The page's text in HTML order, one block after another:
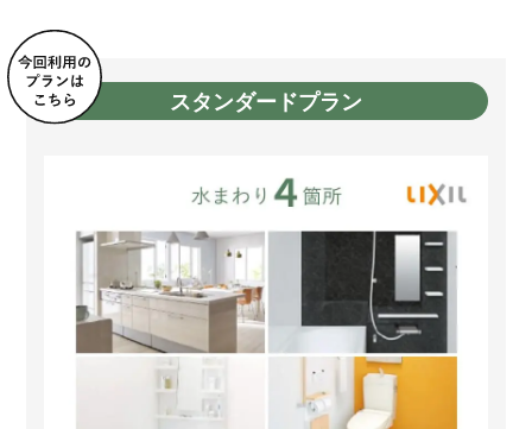
スタンダードプラン